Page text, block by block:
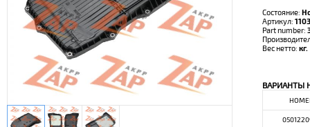
Состояние:
Артикул:
Part number:
Вес нетто: кг.
ВАРИАНТЫ